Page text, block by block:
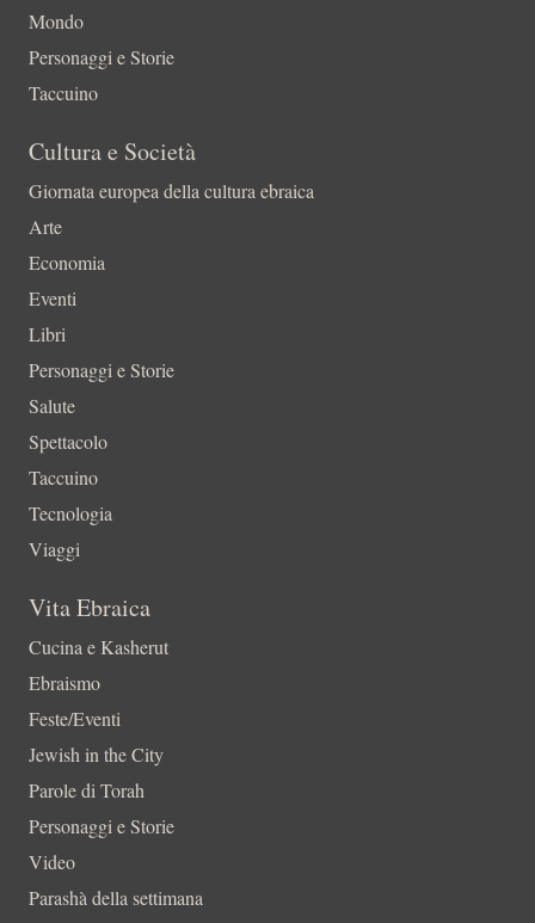
Mondo
Personaggi e Storie
Taccuino
Cultura e Società
Giornata europea della cultura ebraica
Arte
Economia
Eventi
Libri
Personaggi e Storie
Salute
Spettacolo
Taccuino
Tecnologia
Viaggi
Vita Ebraica
Cucina e Kasherut
Ebraismo
Feste/Eventi
Jewish in the City
Parole di Torah
Personaggi e Storie
Video
Parashà della settimana